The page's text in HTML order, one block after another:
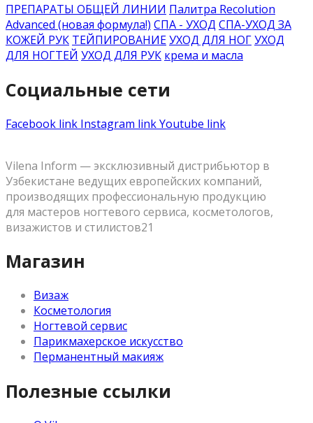
ПРЕПАРАТЫ ОБЩЕЙ ЛИНИИ Палитра Recolution
Advanced (новая формула!) СПА - УХОД СПА-УХОД ЗА
КОЖЕЙ РУК ТЕЙПИРОВАНИЕУХОД ДЛЯ НОГУХОД
ДЛЯ НОГТЕЙ УХОД ДЛЯ РУК крема и масла
Социальные сети
Facebook link Instagram linkYoutube link
Vilena Inform — эксклюзивный дистрибьютор в
Узбекистане ведущих европейских компаний,
производящих профессиональную продукцию
для мастеров ногтевого сервиса, косметологов,
визажистов и стилистов21
Магазин
Визаж
Косметология
Ногтевой сервис
Парикмахерское искусство
Перманентный макияж
Полезные ссылки